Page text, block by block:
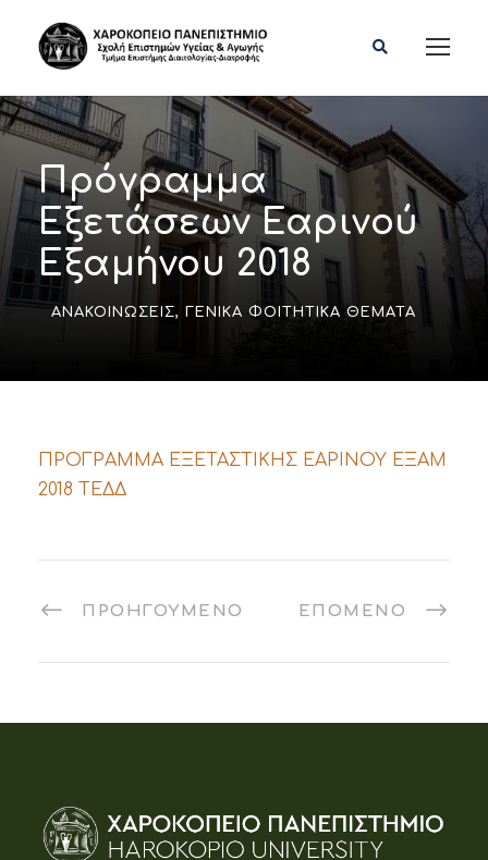
Πρόγραμμα
Εξετάσεων Εαρινού
Εξαμήνου 2018
ΑΝΑΚΟΙΝΏΣΕΙΣ, ΓΕΝΙΚΆ ΦΟΙΤΗΤΙΚΆ ΘΈΜΑΤΑ
ΠΡΟΓΡΑΜΜΑ ΕΞΕΤΑΣΤΙΚΗΣ ΕΑΡΙΝΟΥ ΕΞΑΜ
2018 ΤΕΔΔ
ΠΡΟΗΓΟΎΜΕΝΟ ΕΠΌΜΕΝΟ